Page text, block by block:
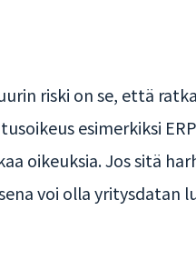
riski on se, että
esimerkiksi
oikeuksia. Jos sitä
voi olla yritysdatan